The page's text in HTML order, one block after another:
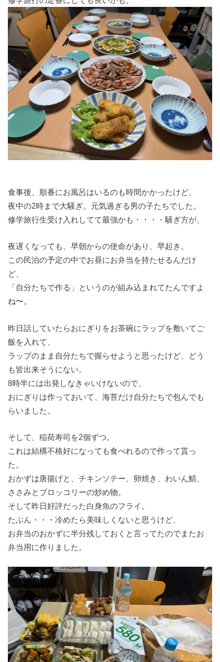
食事後、順番にお風呂はいるのも時間かかったけど、
夜中の2時まで大騒ぎ。元気過ぎる男の子たちでした。
修学旅行生受け入れしてて最強かも・・・・騒ぎ方が。
夜遅くなっても、早朝からの使命があり、早起き。
この民泊の予定の中でお昼にお弁当を持たせるんだけ
ど、
「自分たちで作る」というのが組み込まれてたんですよ
ね〜。
昨日話していたらおにぎりをお茶碗にラップを敷いてご
飯を入れて、
ラップのまま自分たちで握らせようと思ったけど、どう
も皆出来そうにない。
8時半には出発しなきゃいけないので、
おにぎりは作っておいて、海苔だけ自分たちで包んでも
らいました。
そして、稲荷寿司を2個ずつ。
これは結構不格好になっても食べれるので作って貰っ
た。
おかずは唐揚げと、チキンソテー、卵焼き、わいん鯖、
ささみとブロッコリーの炒め物。
そして昨日好評だった白身魚のフライ。
たぶん・・・冷めたら美味しくないと思うけど、
お弁当のおかずに半分残しておくと言ってたのでまたお
弁当用に作りました。